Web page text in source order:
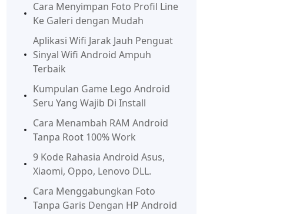
Cara Menyimpan Foto Profil Line
Ke Galeri dengan Mudah
Aplikasi Wifi Jarak Jauh Penguat
Sinyal Wifi Android Ampuh
Terbaik
Kumpulan Game Lego Android
Seru Yang Wajib Di Install
Cara Menambah RAM Android
Tanpa Root 100% Work
9 Kode Rahasia Android Asus,
Xiaomi, Oppo, Lenovo DLL.
Cara Menggabungkan Foto
Tanpa Garis Dengan HP Android